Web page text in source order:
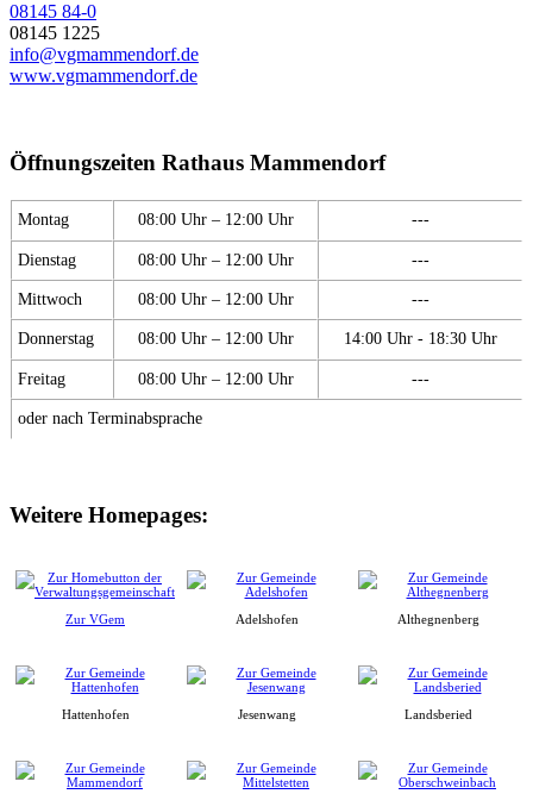
08145 84-0
08145 1225
info@vgmammendorf.de
www.vgmammendorf.de
Öffnungszeiten Rathaus Mammendorf
Montag 08:00 Uhr – 12:00 Uhr ---
Dienstag 08:00 Uhr – 12:00 Uhr ---
Mittwoch 08:00 Uhr – 12:00 Uhr ---
Donnerstag 08:00 Uhr – 12:00 Uhr 14:00 Uhr - 18:30 Uhr
Freitag 08:00 Uhr – 12:00 Uhr ---
oder nach Terminabsprache
Weitere Homepages:
Zur VGem Adelshofen Althegnenberg
Hattenhofen Jesenwang Landsberied